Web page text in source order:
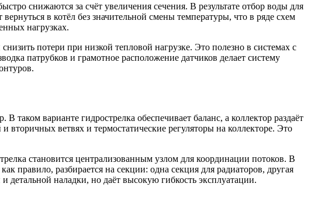
снижаются за счёт увеличения сечения. В результате отбор воды для
в котёл без значительной смены температуры, что в ряде схем
нагрузках.
потери при низкой тепловой нагрузке. Это полезно в системах с
патрубков и грамотное расположение датчиков делает систему
варианте гидрострелка обеспечивает баланс, а коллектор раздаёт
ветвях и термостатические регуляторы на коллекторе. Это
становится централизованным узлом для координации потоков. В
правило, разбирается на секции: одна секция для радиаторов, другая
детальной наладки, но даёт высокую гибкость эксплуатации.